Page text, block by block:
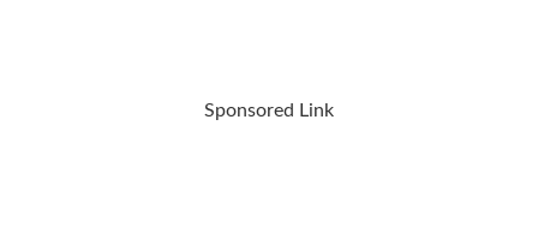
Sponsored Link